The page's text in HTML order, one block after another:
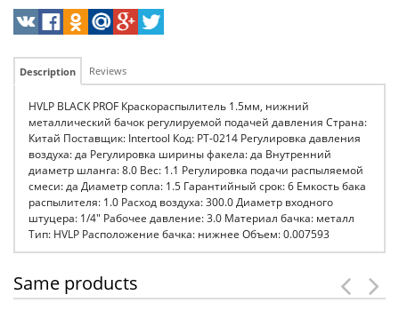
Description Reviews
HVLP BLACK PROF Краскораспылитель 1.5мм, нижний
металлический бачок регулируемой подачей давления Страна:
Китай Поставщик: Intertool Код: PT-0214 Регулировка давления
воздуха: да Регулировка ширины факела: да Внутренний
диаметр шланга: 8.0 Вес: 1.1 Регулировка подачи распыляемой
смеси: да Диаметр сопла: 1.5 Гарантийный срок: 6 Емкость бака
распылителя: 1.0 Расход воздуха: 300.0 Диаметр входного
штуцера: 1/4" Рабочее давление: 3.0 Материал бачка: металл
Тип: HVLP Расположение бачка: нижнее Объем: 0.007593
Same products